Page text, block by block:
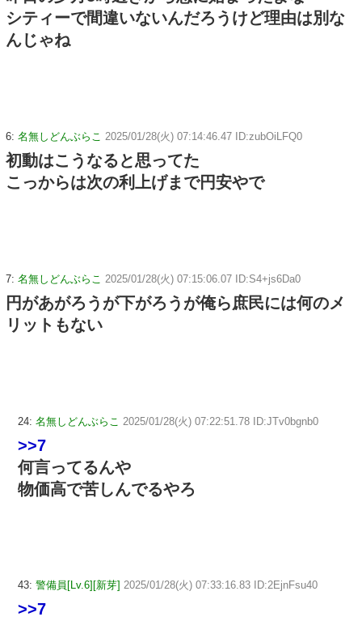
シティーで間違いないんだろうけど理由は別な
んじゃね
6: 名無しどんぶらこ 2025/01/28(火) 07:14:46.47 ID:zubOiLFQ0
初動はこうなると思ってた
こっからは次の利上げまで円安やで
7: 名無しどんぶらこ 2025/01/28(火) 07:15:06.07 ID:S4+js6Da0
円があがろうが下がろうが俺ら庶民には何のメ
リットもない
24: 名無しどんぶらこ 2025/01/28(火) 07:22:51.78 ID:JTv0bgnb0
>>7
何言ってるんや
物価高で苦しんでるやろ
43: 警備員[Lv.6][新芽] 2025/01/28(火) 07:33:16.83 ID:2EjnFsu40
>>7